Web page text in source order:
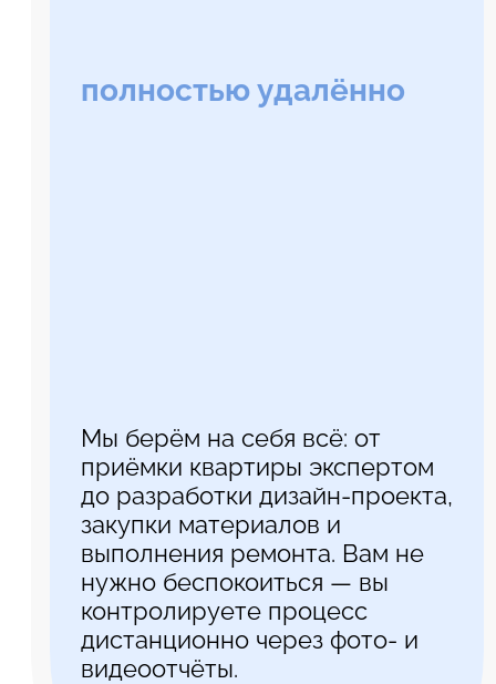
полностью удалённо
Мы берём на себя всё: от
приёмки квартиры экспертом
до разработки дизайн-проекта,
закупки материалов и
выполнения ремонта. Вам не
нужно беспокоиться — вы
контролируете процесс
дистанционно через фото- и
видеоотчёты.